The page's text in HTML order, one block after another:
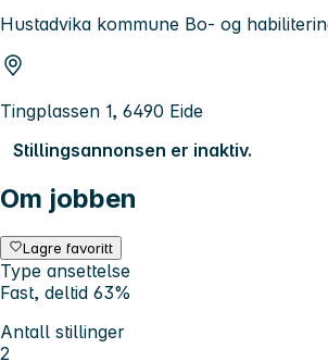
Hustadvika kommune Bo- og
Tingplassen 1, 6490 Eide
Stillingsannonsen er inaktiv.
Om jobben
Lagre favoritt
Type ansettelse
Fast, deltid 63%
Antall stillinger
2